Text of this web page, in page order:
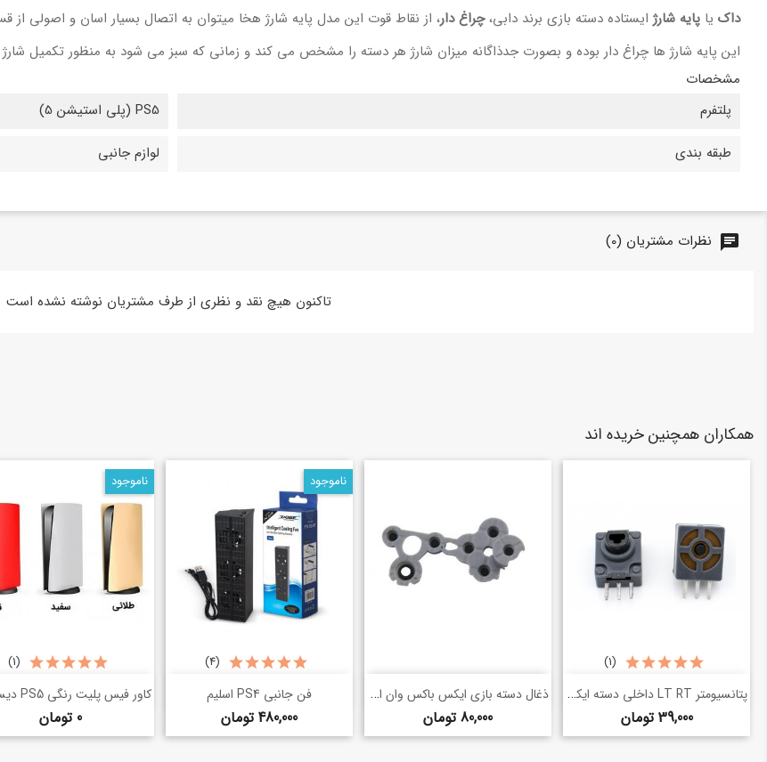
داک یا پایه شارژایستاده دسته بازی برند دابی،چراغ دار، از نقاط قوت این مدل پایه شارژ هخا میتوان به اتصال بسیار اسان و اصولی
این پایه شارژ ها چراغ دار بوده و بصورت جدذاگانه میزان شارژ هر دسته را مشخص می کند و زمانی که سبز می شود به منظور تکمیل
مشخصات
پلتفرم
PS5 (پلی استیشن 5)
طبقه بندی
لوازم جانبی
chat نظرات مشتریان (0)
تاکنون هیچ نقد و نظری از طرف مشتریان نوشته نشده است
همکاران همچنین خریده اند
پتانسیومتر LT RT داخلی دسته ایکس باکس 360
قیمت39,000 تومان
(1)
shopping_basketخرید سریع
ذغال دسته بازی ایکس باکس وان ایکس / وان
قیمت80,000 تومان
shopping_basketخرید سریع فن جانبی PS4 اسلیم
قیمت480,000 تومان
(4)
ناموجود
shopping_basketخرید سریع
قیمت
0 تومان
(1)
ناموجود
shopping_basketخرید سریع